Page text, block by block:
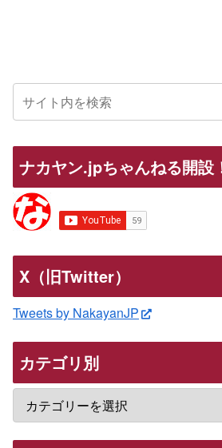
ナカヤン.jpちゃんねる開設
X（旧Twitter）
Tweets by NakayanJP
カテゴリ別